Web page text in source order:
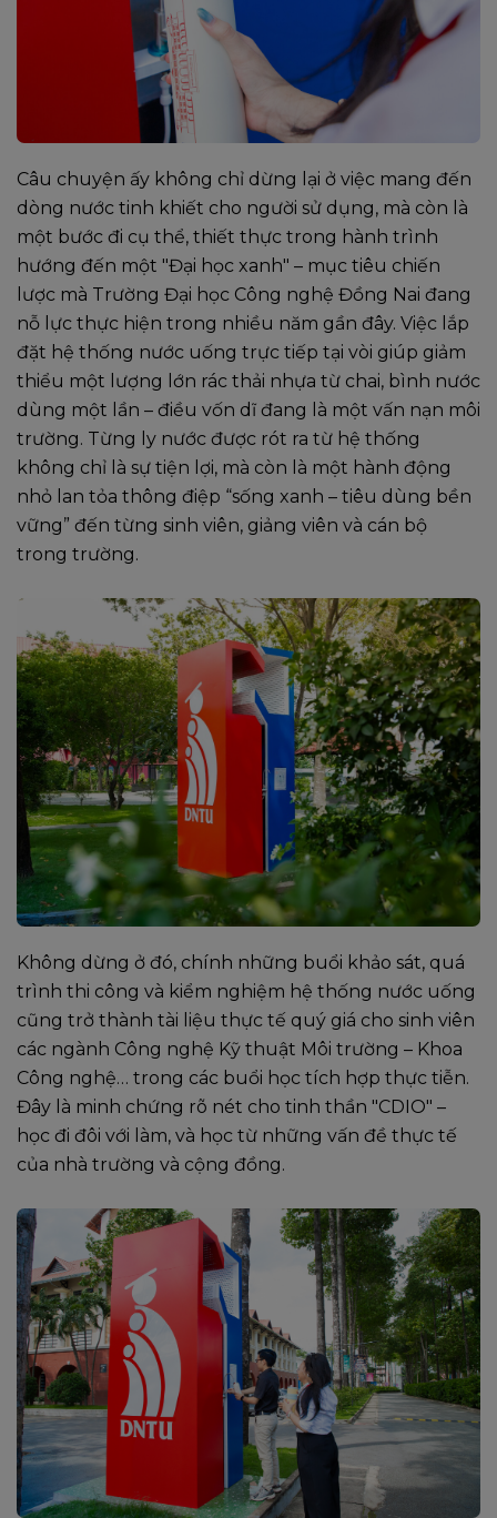
Câu chuyện ấy không chỉ dừng lại ở việc mang đến
dòng nước tinh khiết cho người sử dụng, mà còn là
một bước đi cụ thể, thiết thực trong hành trình
hướng đến một "Đại học xanh" – mục tiêu chiến
lược mà Trường Đại học Công nghệ Đồng Nai đang
nỗ lực thực hiện trong nhiều năm gần đây. Việc lắp
đặt hệ thống nước uống trực tiếp tại vòi giúp giảm
thiểu một lượng lớn rác thải nhựa từ chai, bình nước
dùng một lần – điều vốn dĩ đang là một vấn nạn môi
trường. Từng ly nước được rót ra từ hệ thống
không chỉ là sự tiện lợi, mà còn là một hành động
nhỏ lan tỏa thông điệp “sống xanh – tiêu dùng bền
vững” đến từng sinh viên, giảng viên và cán bộ
trong trường.
Không dừng ở đó, chính những buổi khảo sát, quá
trình thi công và kiểm nghiệm hệ thống nước uống
cũng trở thành tài liệu thực tế quý giá cho sinh viên
các ngành Công nghệ Kỹ thuật Môi trường – Khoa
Công nghệ… trong các buổi học tích hợp thực tiễn.
Đây là minh chứng rõ nét cho tinh thần "CDIO" –
học đi đôi với làm, và học từ những vấn đề thực tế
của nhà trường và cộng đồng.